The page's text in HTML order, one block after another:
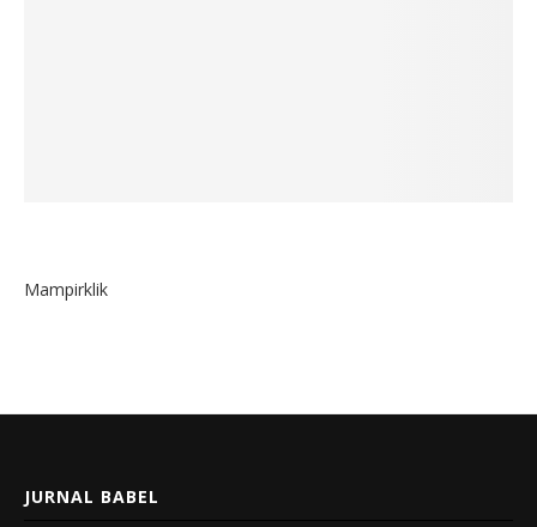
Mampirklik
JURNAL BABEL